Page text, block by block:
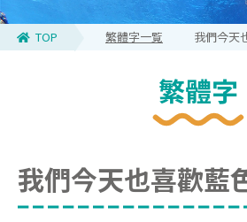
TOP 繁體字一覧 我們今天
繁體字
我們今天也喜歡藍